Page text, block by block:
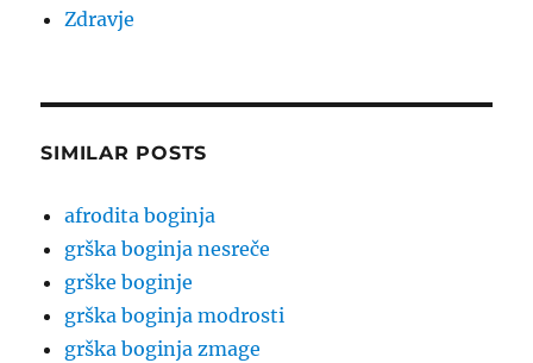
Zdravje
SIMILAR POSTS
afrodita boginja
grška boginja nesreče
grške boginje
grška boginja modrosti
grška boginja zmage